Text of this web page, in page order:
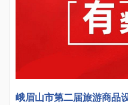
峨眉山市第二届旅游商品